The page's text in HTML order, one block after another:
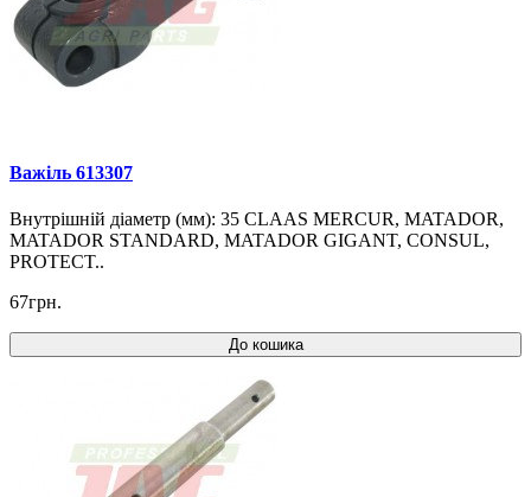
Важіль 613307
Внутрішній діаметр (мм): 35 CLAAS MERCUR, MATADOR,
MATADOR STANDARD, MATADOR GIGANT, CONSUL,
PROTECT..
67грн.
До кошика